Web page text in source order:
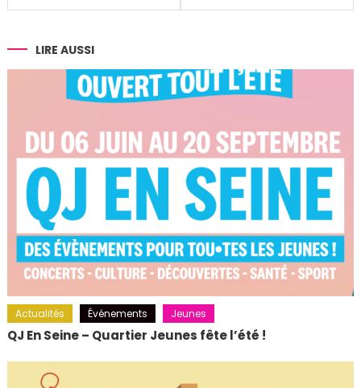
de
l’article
LIRE AUSSI
Actualités Événements Jeunes
QJ En Seine – Quartier Jeunes fête l’été !